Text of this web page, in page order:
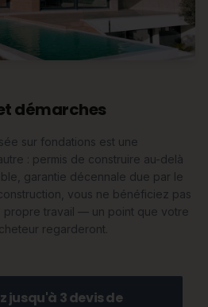
démarches
sur fondations est une
: permis de construire au-delà
garantie décennale due par le
vous ne bénéficiez pas
propre travail — un point que votre
regarderont.
jusqu'à 3 devis de